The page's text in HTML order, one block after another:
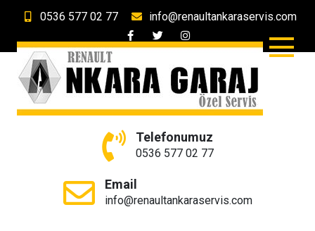
content
0536 577 02 77 info@renaultankaraservis.com
Ankara Garaj Renault &
Dacia Özel Servis
Telefonumuz
0536 577 02 77
Email
info@renaultankaraservis.com